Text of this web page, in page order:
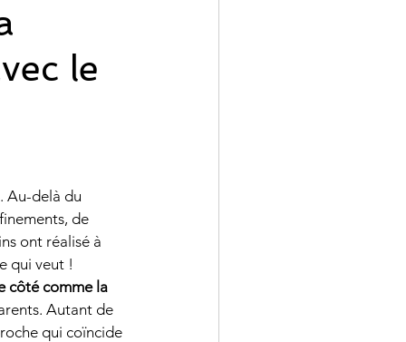
EMOTIONS
oral du bac
le
Au-delà du
de
ont réalisé à
qui veut !
côté comme la
Autant de
qui coïncide